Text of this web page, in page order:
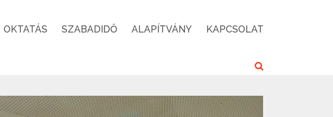
OKTATÁS SZABADIDŐ ALAPÍTVÁNY KAPCSOLAT